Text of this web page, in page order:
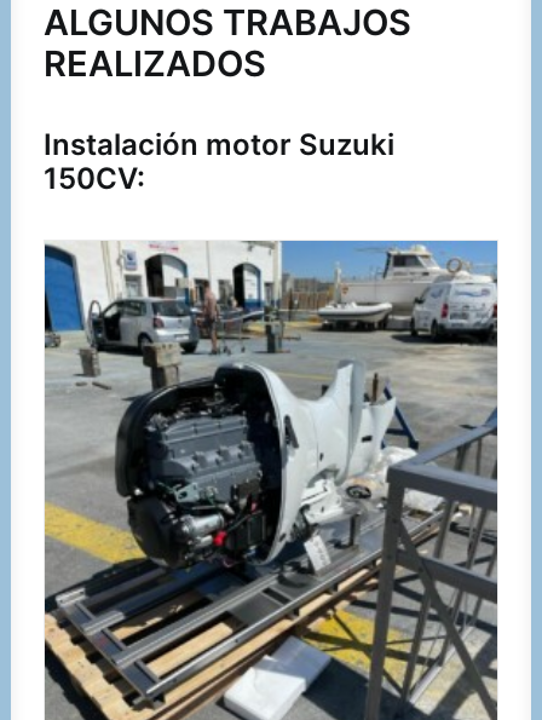
ALGUNOS TRABAJOS
REALIZADOS
Instalación motor Suzuki
150CV: